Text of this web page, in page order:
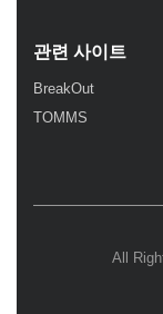
관련 사이트
BreakOut
TOMMS
All